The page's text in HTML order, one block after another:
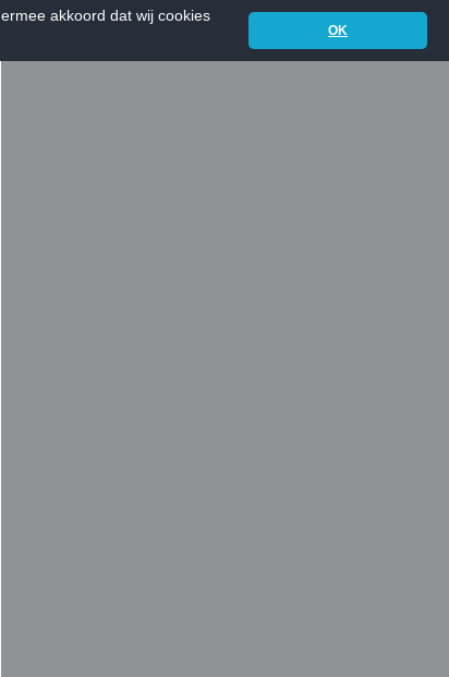
akkoord dat wij cookies
OK